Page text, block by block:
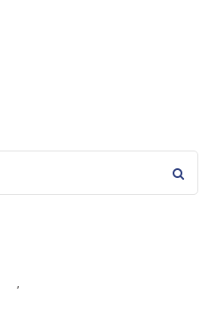
,